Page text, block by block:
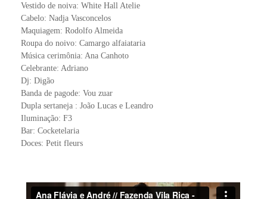
Vestido de noiva: White Hall Atelie
Cabelo: Nadja Vasconcelos
Maquiagem: Rodolfo Almeida
Roupa do noivo: Camargo alfaiataria
Música cerimônia: Ana Canhoto
Celebrante: Adriano
Dj: Digão
Banda de pagode: Vou zuar
Dupla sertaneja : João Lucas e Leandro
Iluminação: F3
Bar: Cocketelaria
Doces: Petit fleurs